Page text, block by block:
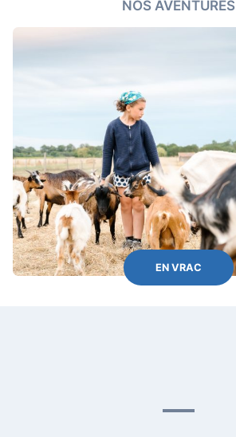
NOS AVENTURES
EN VRAC